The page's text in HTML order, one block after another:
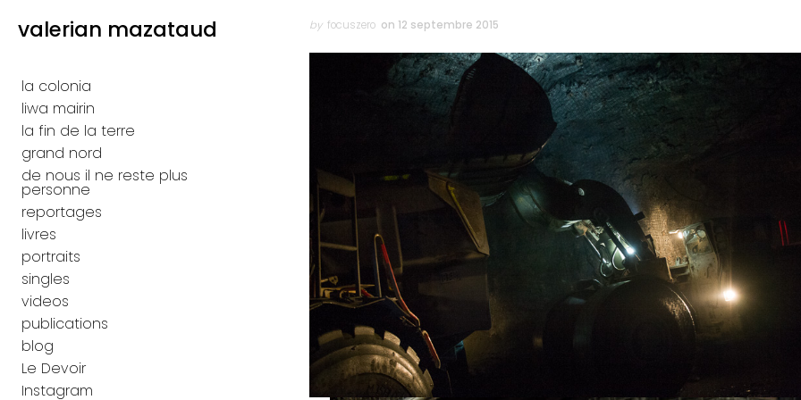
valerian mazataud
la colonia
liwa mairin
la fin de la terre
grand nord
de nous il ne reste plus
personne
reportages
livres
portraits
singles
videos
publications
blog
Le Devoir
Instagram
Author
Posted
by focuszero on
on 12 septembre 2015